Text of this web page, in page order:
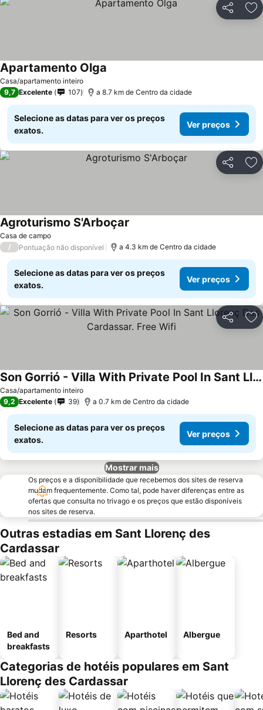
Partilhar
Casa/apartamento inteiro
Apartamento Olga
9,7 Excelente 107 a 8.7 km de Centro da cidade
Selecione as datas para ver os preços
exatos.
Ver preços
Partilhar
Casa de campo
Agroturismo S'Arboçar
/ Pontuação não disponível a 4.3 km de Centro da cidade
Selecione as datas para ver os preços
exatos.
Ver preços
Partilhar
Casa/apartamento inteiro
Son Gorrió - Villa With Private Pool In Sant Llorenç Des Cardassar. Free Wifi
9,2 Excelente 39 a 0.7 km de Centro da cidade
Selecione as datas para ver os preços
exatos.
Ver preços
Mostrar mais
Os preços e a disponibilidade que recebemos dos sites de reserva
mudam frequentemente. Como tal, pode haver diferenças entre as
ofertas que consulta no trivago e os preços que estão disponíveis
nos sites de reserva.
Outras estadias em Sant Llorenç des
Cardassar
Bed and
breakfasts
Resorts Aparthotel Albergue
Categorias de hotéis populares em Sant
Llorenç des Cardassar